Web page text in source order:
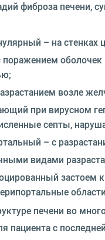
фиброза печени,
– на стенках
возле
при вирусном
септы,
– с
видами
застоем
печени во
с